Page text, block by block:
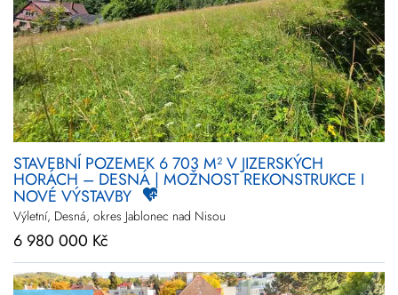
STAVEBNÍ POZEMEK 6 703 M² V JIZERSKÝCH
HORÁCH – DESNÁ | MOŽNOST REKONSTRUKCE I
NOVÉ VÝSTAVBY
Výletní, Desná, okres Jablonec nad Nisou
6 980 000 Kč